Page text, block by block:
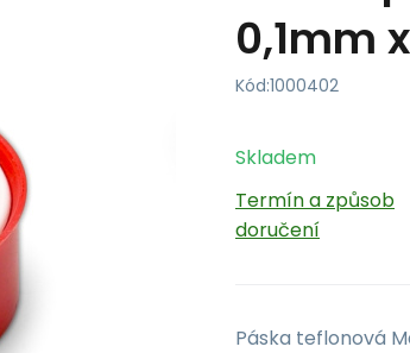
0,1mm
Kód:1000402
Skladem
Termín a způsob
doručení
Páska teflonová